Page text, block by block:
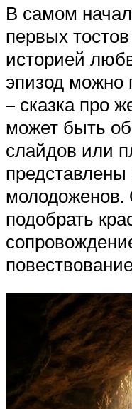
В самом
первых
историей
эпизод можно
– сказка про
может быть
слайдов или
молодоженов.
подобрать